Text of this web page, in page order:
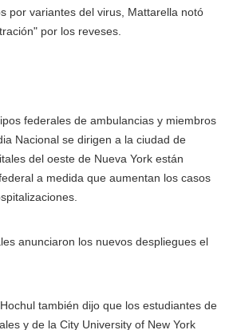
por variantes del virus, Mattarella notó
por los reveses.
federales de ambulancias y miembros
Nacional se dirigen a la ciudad de
del oeste de Nueva York están
a medida que aumentan los casos
anunciaron los nuevos despliegues el
también dijo que los estudiantes de
y de la City University of New York